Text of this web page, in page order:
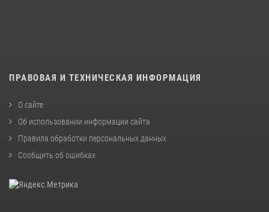
ПРАВОВАЯ И ТЕХНИЧЕСКАЯ ИНФОРМАЦИЯ
О сайте
Об использовании информации сайта
Правила обработки персональных данных
Сообщить об ошибках